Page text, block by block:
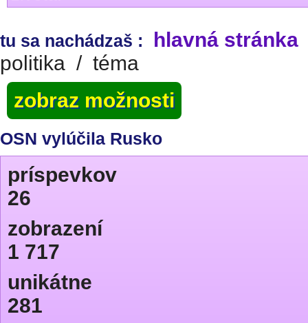
tu sa nachádzaš : hlavná stránka
politika / téma
zobraz možnosti
OSN vylúčila Rusko
príspevkov
26
zobrazení
1 717
unikátne
281